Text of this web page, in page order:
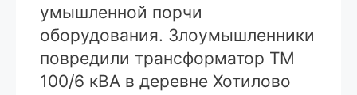
умышленной порчи
оборудования. Злоумышленники
повредили трансформатор ТМ
100/6 кВА в деревне Хотилово